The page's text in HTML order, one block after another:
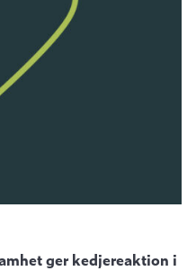
ger kedjereaktion i